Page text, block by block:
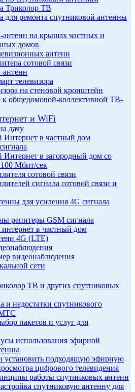
Триколор ТВ
для ремонта спутниковой антенны
антенн на крышах частных и
домов
антенн
сотовой связи
телевизора
на стеновой кронштейн
общедомовой-коллективной ТВ-
и WiFi
дачу
Интернет в частный дом
Интернет в загородный дом со
Мбит/сек
сотовой связи
сигнала сотовой связи и
для усиления 4G сигнала
репитеры GSM сигнала
в частный дом
4G (LTE)
видеонаблюдения
сети
ТВ и других спутниковых
и недостатки спутникового
МТС
пакетов и услуг для
использования эфирной
установить подходящую эфирную
цифрового телевидения
работы спутниковых антенн
спутниковую антенну для